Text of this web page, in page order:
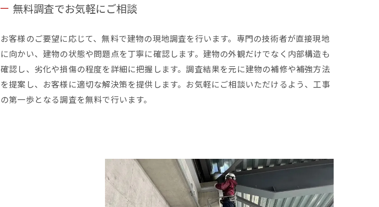
無料調査でお気軽にご相談
お客様のご要望に応じて、無料で建物の現地調査を行います。専門の技術者が直接現地
に向かい、建物の状態や問題点を丁寧に確認します。建物の外観だけでなく内部構造も
確認し、劣化や損傷の程度を詳細に把握します。調査結果を元に建物の補修や補強方法
を提案し、お客様に適切な解決策を提供します。お気軽にご相談いただけるよう、工事
の第一歩となる調査を無料で行います。